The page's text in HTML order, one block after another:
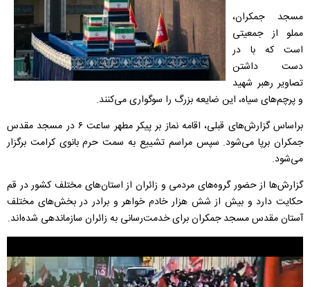
مسجد جمکران،
مملو از جمعیتی
است که با در
دست داشتن
تصاویر رهبر شهید
و پرچم‌های سیاه، این ضایعه بزرگ را سوگواری می‌کنند.
براساس گزارش‌های قبلی، اقامه نماز بر پیکر مطهر ساعت ۶ در مسجد مقدس
جمکران برپا می‌شود. سپس مراسم تشییع به سمت حرم بانوی کرامت برگزار
می‌شود.
گزارش‌ها از حضور گروه‌های مردمی و زائران از استان‌های مختلف کشور در قم
حکایت دارد و بیش از شش هزار خادم خواهر و برادر در بخش‌های مختلف
آستان مقدس مسجد جمکران برای خدمت‌رسانی به زائران سازماندهی شده‌اند.